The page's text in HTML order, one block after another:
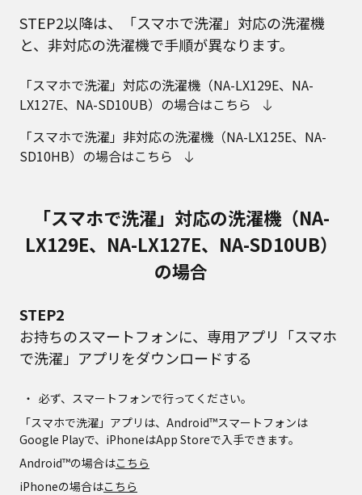
STEP2以降は、「スマホで洗濯」対応の洗濯機
と、非対応の洗濯機で手順が異なります。
「スマホで洗濯」対応の洗濯機（NA-LX129E、NA-
LX127E、NA-SD10UB）の場合はこちら
「スマホで洗濯」非対応の洗濯機（NA-LX125E、NA-
SD10HB）の場合はこちら
「スマホで洗濯」対応の洗濯機（NA-
LX129E、NA-LX127E、NA-SD10UB）
の場合
STEP2
お持ちのスマートフォンに、専用アプリ「スマホ
で洗濯」アプリをダウンロードする
必ず、スマートフォンで行ってください。
「スマホで洗濯」アプリは、Android™スマートフォンは
Google Playで、iPhoneはApp Storeで入手できます。
Android™の場合はこちら
iPhoneの場合はこちら